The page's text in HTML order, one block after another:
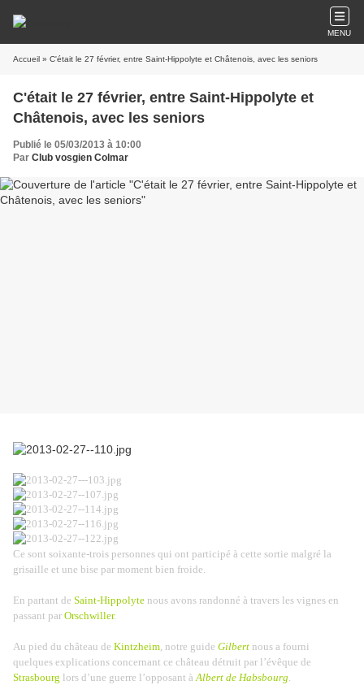
MENU
Accueil » C'était le 27 février, entre Saint-Hippolyte et Châtenois, avec les seniors
C'était le 27 février, entre Saint-Hippolyte et
Châtenois, avec les seniors
Publié le 05/03/2013 à 10:00
Par Club vosgien Colmar
Ce sont soixante-trois personnes qui ont participé à cette sortie malgré la
grisaille et une bise par moment bien froide.
En partant de Saint-Hippolyte nous avons randonné à travers les vignes en
passant par Orschwiller.
Au pied du château de Kintzheim, notre guide Gilbert nous a fourni
quelques explications concernant ce château détruit par l’évêque de
Strasbourg lors d’une guerre l’opposant àAlbert de Habsbourg.